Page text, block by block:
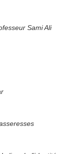
Sami Ali